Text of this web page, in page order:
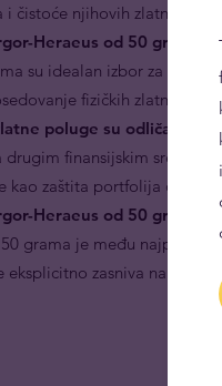
čistoće njihovih zlatnih
Heraeus od 50 grama
su idealan izbor za
fizičkih zlatnih
poluge su odličan
drugim finansijskim
kao zaštita portfolija od
Heraeus od 50 grama
grama je među
eksplicitno zasniva na